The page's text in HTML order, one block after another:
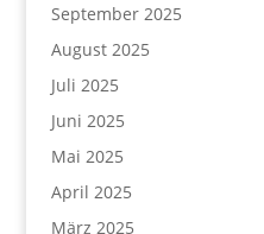
September 2025
August 2025
Juli 2025
Juni 2025
Mai 2025
April 2025
März 2025